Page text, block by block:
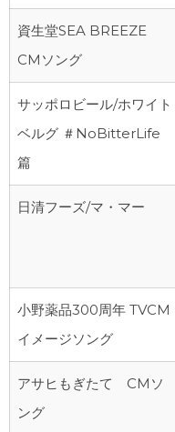
資生堂SEA BREEZE
CMソング
サッポロビール/ホワイト
ベルグ ＃NoBitterLife
篇
日清フーズ/マ・マー
小野薬品300周年 TVCM
イメージソング
アサヒもぎたて CMソ
ング